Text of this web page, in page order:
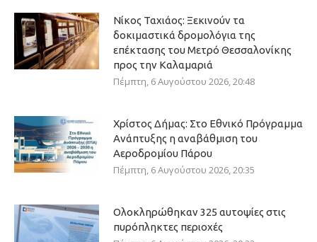
Νίκος Ταχιάος: Ξεκινούν τα
δοκιμαστικά δρομολόγια της
επέκτασης του Μετρό Θεσσαλονίκης
προς την Καλαμαριά
Πέμπτη, 6 Αυγούστου 2026, 20:48
Χρίστος Δήμας: Στο Εθνικό Πρόγραμμα
Ανάπτυξης η αναβάθμιση του
Αεροδρομίου Πάρου
Πέμπτη, 6 Αυγούστου 2026, 20:35
Ολοκληρώθηκαν 325 αυτοψίες στις
πυρόπληκτες περιοχές